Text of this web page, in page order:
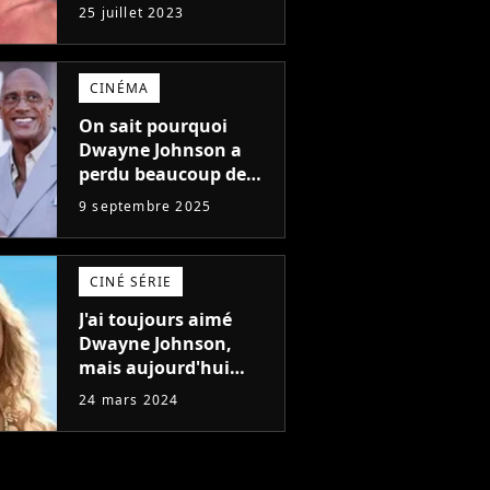
pensais pas que
j'arriverais à le
faire..."
25 juillet 2023
CINÉMA
On sait pourquoi
Dwayne Johnson a
perdu beaucoup de
poids et c'est pour
une raison
importante
9 septembre 2025
CINÉ SÉRIE
J'ai toujours aimé
Dwayne Johnson,
mais aujourd'hui
John Cena est devenu
d'être (et Ricky
24 mars 2024